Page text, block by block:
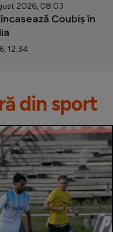
2026, 08:03
Coubiș în
12:34
din sport